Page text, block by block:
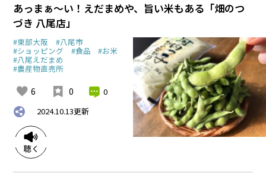
あっまぁ～い！えだまめや、旨い米もある「畑のつ
づき 八尾店」
#東部大阪 #八尾市
#ショッピング #食品 #お米
#八尾えだまめ
#農産物直売所
6 0
0
2024.10.13更新